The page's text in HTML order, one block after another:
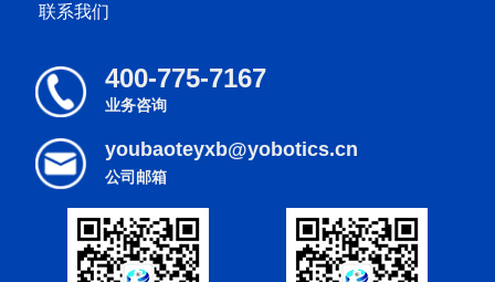
联系我们
400-775-7167
业务咨询
youbaoteyxb@yobotics.cn
公司邮箱